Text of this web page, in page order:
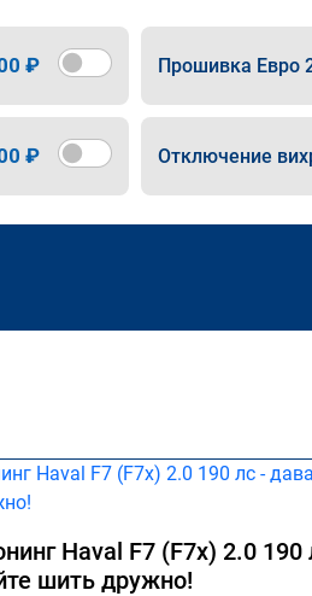
₽ Прошивка Евро
₽ Отключение
Haval F7 (F7x) 2.0 190
шить дружно!